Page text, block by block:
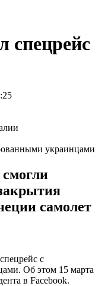
спецрейс
украинцами
самолет
с
Об этом 15 марта
в Facebook.